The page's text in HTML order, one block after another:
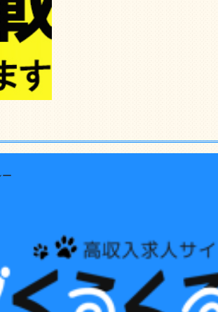
ー